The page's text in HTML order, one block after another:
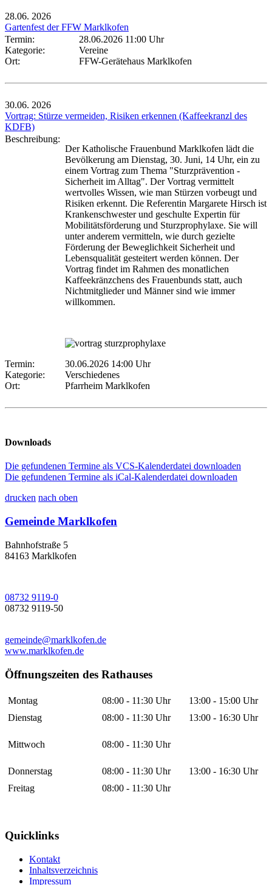
28.06. 2026
Gartenfest der FFW Marklkofen
Termin:
28.06.2026 11:00 Uhr
Kategorie:
Vereine
Ort:
FFW-Gerätehaus Marklkofen
30.06. 2026
Vortrag: Stürze vermeiden, Risiken erkennen (Kaffeekranzl des
KDFB)
Beschreibung:
Der Katholische Frauenbund Marklkofen lädt die
Bevölkerung am Dienstag, 30. Juni, 14 Uhr, ein zu
einem Vortrag zum Thema "Sturzprävention -
Sicherheit im Alltag". Der Vortrag vermittelt
wertvolles Wissen, wie man Stürzen vorbeugt und
Risiken erkennt. Die Referentin Margarete Hirsch ist
Krankenschwester und geschulte Expertin für
Mobilitätsförderung und Sturzprophylaxe. Sie will
unter anderem vermitteln, wie durch gezielte
Förderung der Beweglichkeit Sicherheit und
Lebensqualität gesteitert werden können. Der
Vortrag findet im Rahmen des monatlichen
Kaffeekränzchens des Frauenbunds statt, auch
Nichtmitglieder und Männer sind wie immer
willkommen.
Termin:
30.06.2026 14:00 Uhr
Kategorie:
Verschiedenes
Ort:
Pfarrheim Marklkofen
Downloads
Die gefundenen Termine als VCS-Kalenderdatei downloaden
Die gefundenen Termine als iCal-Kalenderdatei downloaden
drucken nach oben
Gemeinde Marklkofen
Bahnhofstraße 5
84163 Marklkofen
08732 9119-0
08732 9119-50
gemeinde@marklkofen.de
www.marklkofen.de
Öffnungszeiten des Rathauses
Montag 08:00 - 11:30 Uhr
13:00 - 15:00 Uhr
Dienstag
08:00 - 11:30 Uhr 13:00 - 16:30 Uhr
Mittwoch 08:00 - 11:30 Uhr
Donnerstag 08:00 - 11:30 Uhr
13:00 - 16:30 Uhr
Freitag
08:00 - 11:30 Uhr
Quicklinks
Kontakt
Inhaltsverzeichnis
Impressum